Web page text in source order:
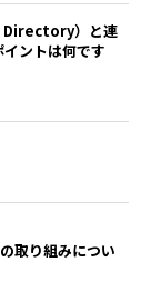
Directory）と連
ントは何です
取り組みについ